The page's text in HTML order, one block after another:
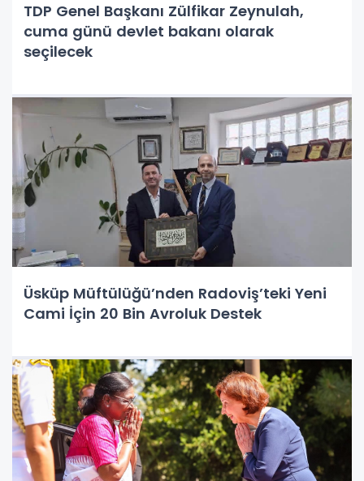
TDP Genel Başkanı Zülfikar Zeynulah,
cuma günü devlet bakanı olarak
seçilecek
Üsküp Müftülüğü’nden Radoviş’teki Yeni
Cami İçin 20 Bin Avroluk Destek